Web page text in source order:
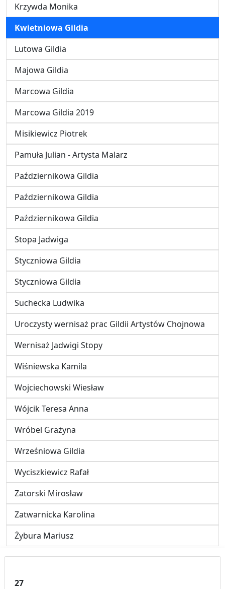
Krzywda Monika
Kwietniowa Gildia
Lutowa Gildia
Majowa Gildia
Marcowa Gildia
Marcowa Gildia 2019
Misikiewicz Piotrek
Pamuła Julian - Artysta Malarz
Październikowa Gildia
Październikowa Gildia
Październikowa Gildia
Stopa Jadwiga
Styczniowa Gildia
Styczniowa Gildia
Suchecka Ludwika
Uroczysty wernisaż prac Gildii Artystów Chojnowa
Wernisaż Jadwigi Stopy
Wiśniewska Kamila
Wojciechowski Wiesław
Wójcik Teresa Anna
Wróbel Grażyna
Wrześniowa Gildia
Wyciszkiewicz Rafał
Zatorski Mirosław
Zatwarnicka Karolina
Żybura Mariusz
27